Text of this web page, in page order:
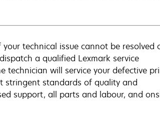
technical issue cannot be resolved
a qualified Lexmark service
technician will service your defective
stringent standards of quality and
support, all parts and labour, and